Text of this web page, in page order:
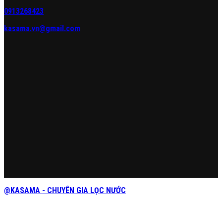
0913268423
kasama.vn@gmail.com
@KASAMA - CHUYÊN GIA LỌC NƯỚC